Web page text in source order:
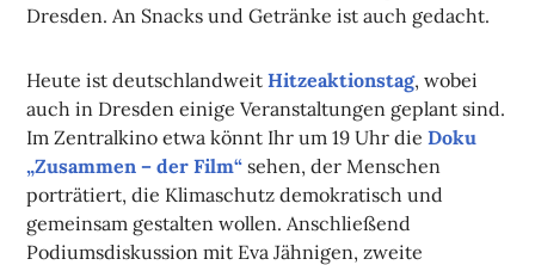
Dresden. An Snacks und Getränke ist auch gedacht.
Heute ist deutschlandweitHitzeaktionstag, wobei
auch in Dresden einige Veranstaltungen geplant sind.
Im Zentralkino etwa könnt Ihr um 19 Uhr dieDoku
„Zusammen – der Film“ sehen, der Menschen
porträtiert, die Klimaschutz demokratisch und
gemeinsam gestalten wollen. Anschließend
Podiumsdiskussion mit Eva Jähnigen, zweite